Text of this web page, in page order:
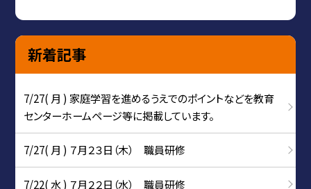
新着記事
7/27( 月 ) 家庭学習を進めるうえでのポイントなどを教育
センターホームページ等に掲載しています。
7/27( 月 ) ７月２３日（木） 職員研修
7/22( 水 ) ７月２２日（水） 職員研修